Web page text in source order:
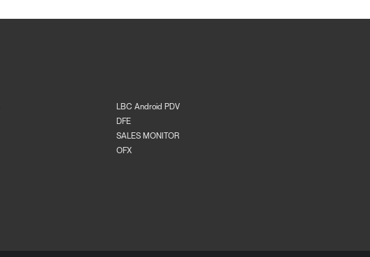
LBC Android PDV
DFE
SALES MONITOR
OFX